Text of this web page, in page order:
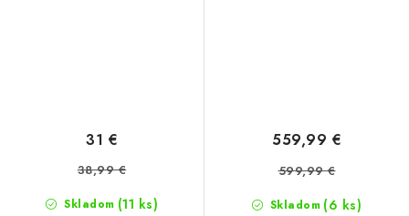
Skladom (11 ks)
31 €
38,99 €
Skladom (6 ks)
559,99 €
599,99 €